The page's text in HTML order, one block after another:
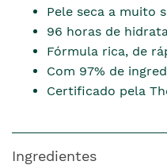
Pele seca a muito
96 horas de
Fórmula rica, de
Com 97% de
Certificado pela
Ingredientes